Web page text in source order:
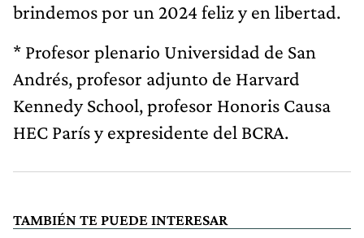
brindemos por un 2024 feliz y en libertad.
* Profesor plenario Universidad de San
Andrés, profesor adjunto de Harvard
Kennedy School, profesor Honoris Causa
HEC París y expresidente del BCRA.
TAMBIÉN TE PUEDE INTERESAR